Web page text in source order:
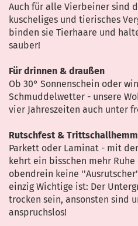
Auch für alle Vierbeiner sind
kuscheliges und tierisches
binden sie Tierhaare und
sauber!
Für drinnen & draußen
Ob 30° Sonnenschein oder
Schmuddelwetter - unsere
vier Jahreszeiten auch unter
Rutschfest &
Parkett oder Laminat - mit
kehrt ein bisschen mehr Ruhe
obendrein keine
einzig Wichtige ist: Der
trocken sein, ansonsten sind
anspruchslos!